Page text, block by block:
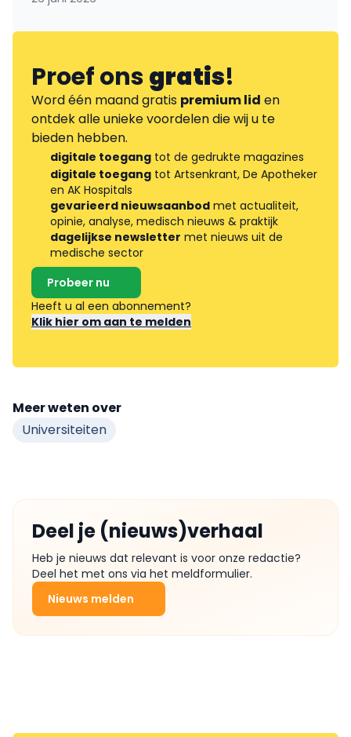
Proef onsgratis!
Word één maand gratis premium lid en
ontdek alle unieke voordelen die wij u te
bieden hebben.
digitale toegang tot de gedrukte magazines
digitale toegang tot Artsenkrant, De Apotheker
en AK Hospitals
gevarieerd nieuwsaanbod met actualiteit,
opinie, analyse, medisch nieuws & praktijk
dagelijkse newsletter met nieuws uit de
medische sector
Probeer nu
Heeft u al een abonnement?
Klik hier om aan te melden
Meer weten over
Universiteiten
Deel je (nieuws)verhaal
Heb je nieuws dat relevant is voor onze redactie?
Deel het met ons via het meldformulier.
Nieuws melden